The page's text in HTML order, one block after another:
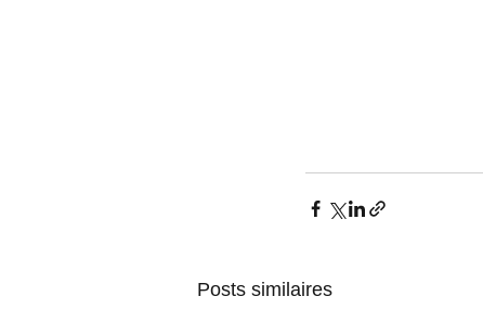
Posts similaires